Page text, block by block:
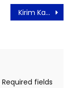
Kirim Kado dalam Bentuk Asuransi Jiwa Inovasi Produk Digital Astra Life
Required fields